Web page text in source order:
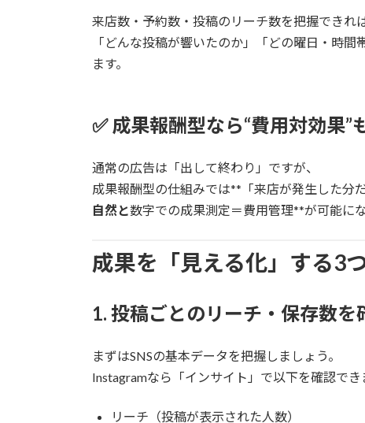
来店数・予約数・投稿のリーチ数を把握できれば
「どんな投稿が響いたのか」「どの曜日・時
ます。
✅ 成果報酬型なら“費用対効果”
通常の広告は「出して終わり」ですが、
成果報酬型の仕組みでは**「来店が発生した分だ
自然と数字での成果測定＝費用管理**が可能にな
成果を「見える化」する3
1. 投稿ごとのリーチ・保存数を
まずはSNSの基本データを把握しましょう。
Instagramなら「インサイト」で以下を確認でき
リーチ（投稿が表示された人数）